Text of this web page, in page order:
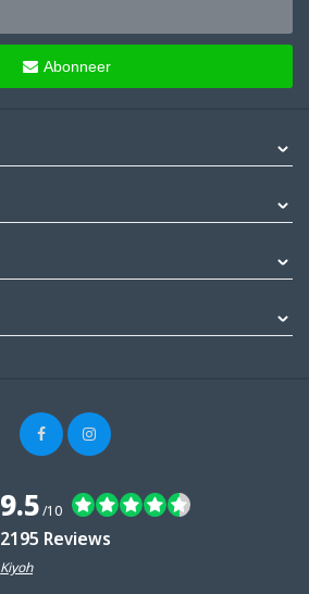
Abonneer
9.5/10
2195 Reviews
Kiyoh